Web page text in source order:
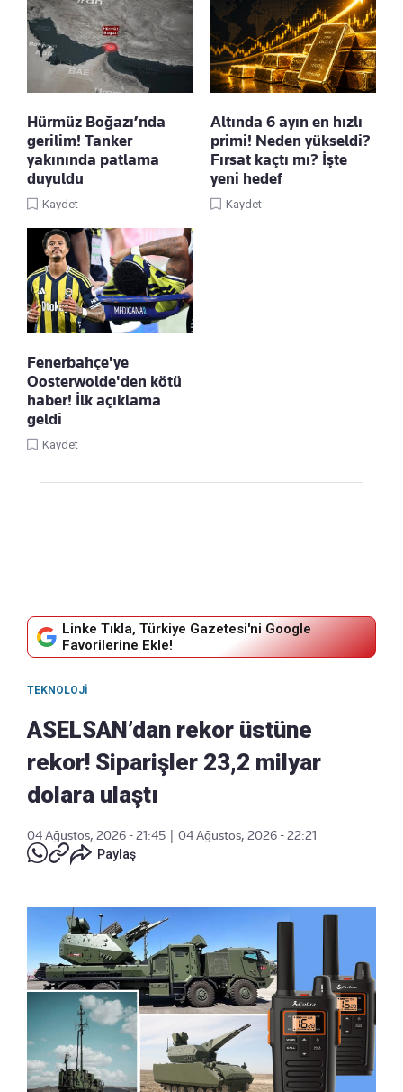
Hürmüz Boğazı’nda
gerilim! Tanker
yakınında patlama
duyuldu
Kaydet
Altında 6 ayın en hızlı
primi! Neden yükseldi?
Fırsat kaçtı mı? İşte
yeni hedef
Kaydet
Fenerbahçe'ye
Oosterwolde'den kötü
haber! İlk açıklama
geldi
Kaydet
Linke Tıkla, Türkiye Gazetesi'ni Google
Favorilerine Ekle!
TEKNOLOJI
ASELSAN’dan rekor üstüne
rekor! Siparişler 23,2 milyar
dolara ulaştı
04 Ağustos, 2026 - 21:45
04 Ağustos, 2026 - 22:21
Paylaş